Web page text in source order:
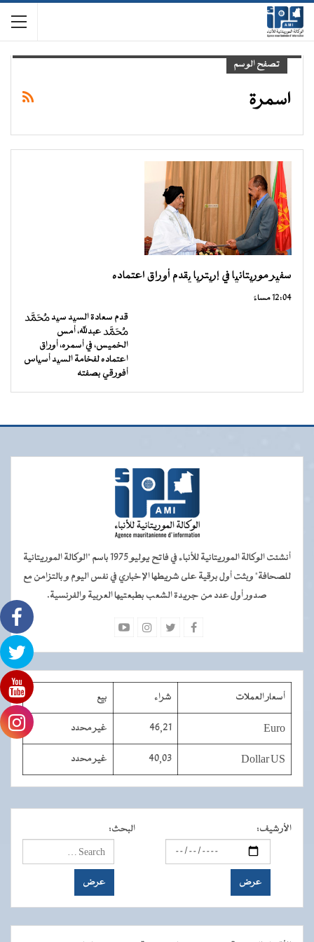
تصفح الوسم
اسمرة
سفیر موریتانیا في إریتریا یقدم أوراق اعتماده
12:04 مساءً
قدم سعادة السید سید ﷴ
ﷴ عبدﷲ، أمس
الخميس، في أسمره، أوراق
اعتماده لفخامة السید أسیاس
أفورقي بصفته
أنشئت الوكالة الموريتانية للأنباء في فاتح يوليو 1975 باسم "الوكالة الموريتانية
للصحافة" وبثت أول برقية على شريطها الإخباري في نفس اليوم و بالتزامن مع
صدور أول عدد من جريدة الشعب بطبعتيها العربية والفرنسية.
أسعار العملات شراء بيع
Euro
46,21 غير محدد
Dollar US
40,03 غير محدد
الأرشيف: البحث: